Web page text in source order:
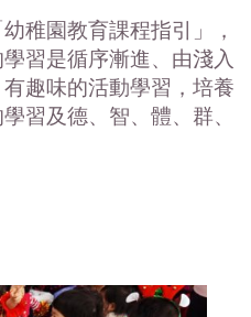
稚園教育課程指引」，
習是循序漸進、由淺入
趣味的活動學習，培養
習及德、智、體、群、